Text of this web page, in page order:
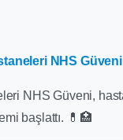
NHS
NHS Güveni,
başlattı. 💊🏥